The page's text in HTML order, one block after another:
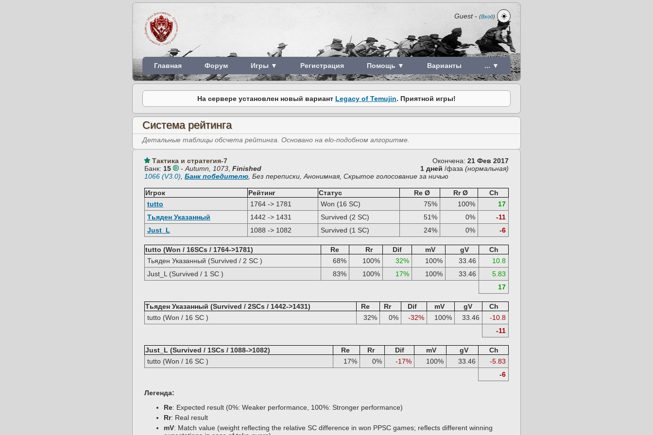
Guest- (Вход) ☀️
Главная Форум Игры ▼ Регистрация Помощь ▼ Варианты ... ▼
На сервере установлен новый вариант Legacy of Temujin. Приятной игры!
Система рейтинга
Детальные таблицы обсчета рейтинга. Основано на elo-подобном алгоритме.
Окончена: 21 Фев 2017
Тактика и стратегия-7
1 дней /фаза (нормальная)
Банк: 15 - Autumn, 1073 Finished
1066 (V3.0) Банк победителю , Без переписки, Анонимная, Скрытое голосование за ничью
Игрок Рейтинг Статус Re Ø Rr Ø
Ch
tutto
1764 -> 1781 Won (16 SC) 75% 100%
17
Тьяден Указанный
1442 -> 1431 Survived (2 SC) 51% 0%
-11
Just_L
1088 -> 1082 Survived (1 SC) 24% 0% -6
tutto (Won / 16SCs / 1764->1781) Re Rr Dif mV gV
Ch
Тьяден Указанный (Survived / 2 SC )
68% 100% 32% 100% 33.46
10.8
Just_L (Survived / 1 SC )
83% 100% 17% 100% 33.46
5.83
17
Тьяден Указанный (Survived / 2SCs / 1442->1431) Re Rr Dif mV gV
Ch
tutto (Won / 16 SC )
32% 0% -32% 100% 33.46
-10.8
-11
Just_L (Survived / 1SCs / 1088->1082) Re Rr Dif mV gV
Ch
tutto (Won / 16 SC )
17% 0% -17% 100% 33.46
-5.83
-6
Легенда:
Re: Expected result (0%: Weaker performance, 100%: Stronger performance)
Rr: Real result
mV: Match value (weight reflecting the relative SC difference in won PPSC games; reflects different winning